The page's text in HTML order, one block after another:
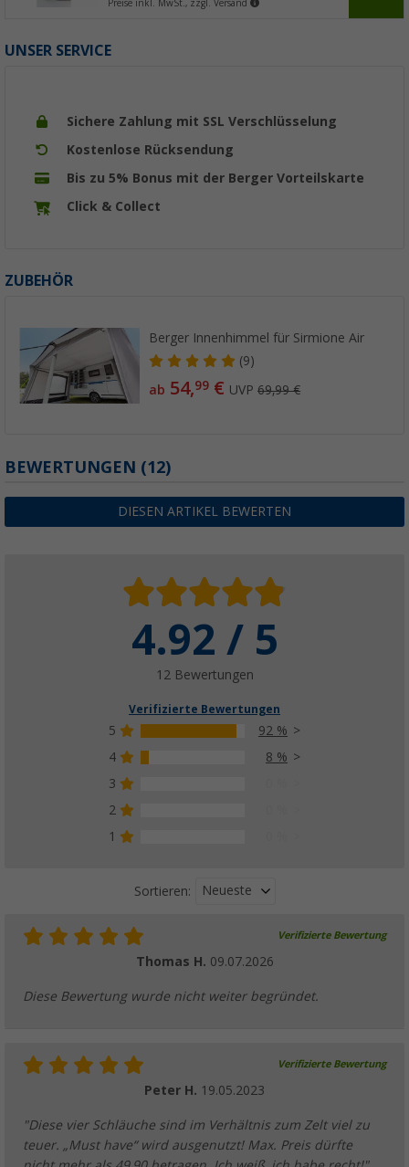
Preise inkl. MwSt., zzgl. Versand
UNSER SERVICE
Sichere Zahlung mit SSL Verschlüsselung
Kostenlose Rücksendung
Bis zu 5% Bonus mit der Berger Vorteilskarte
Click & Collect
ZUBEHÖR
Berger Innenhimmel für Sirmione Air
(9)
ab 54,99 € UVP69,99 €
BEWERTUNGEN (12)
DIESEN ARTIKEL BEWERTEN
4.92 / 5
12 Bewertungen
Verifizierte Bewertungen
5
92 %
4
8 %
3
2
1
Sortieren: Neueste
Verifizierte Bewertung
Thomas H. 09.07.2026
Diese Bewertung wurde nicht weiter begründet.
Verifizierte Bewertung
Peter H. 19.05.2023
"Diese vier Schläuche sind im Verhältnis zum Zelt viel zu
teuer. „Must have“ wird ausgenutzt! Max. Preis dürfte